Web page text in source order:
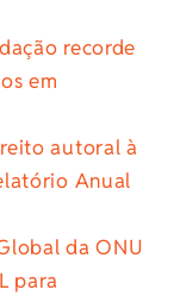
recorde
em
autoral à
Anual
da ONU
para